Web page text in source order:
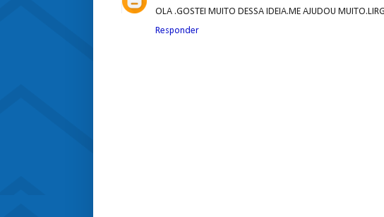
OLA .GOSTEI MUITO DESSA IDEIA.ME AJUDOU
Responder